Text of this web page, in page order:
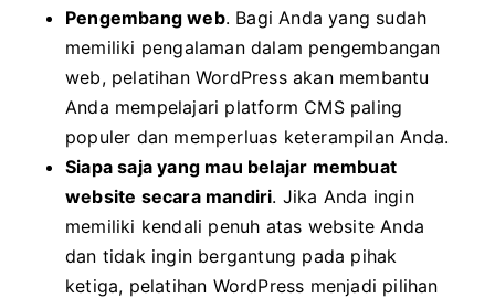
Pengembang web. Bagi Anda yang sudah
memiliki pengalaman dalam pengembangan
web, pelatihan WordPress akan membantu
Anda mempelajari platform CMS paling
populer dan memperluas keterampilan Anda.
Siapa saja yang mau belajar membuat
website secara mandiri. Jika Anda ingin
memiliki kendali penuh atas website Anda
dan tidak ingin bergantung pada pihak
ketiga, pelatihan WordPress menjadi pilihan